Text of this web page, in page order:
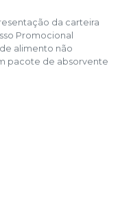
da carteira
Promocional
alimento não
pacote de absorvente